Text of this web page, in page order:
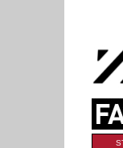
Navigation
Sektionen